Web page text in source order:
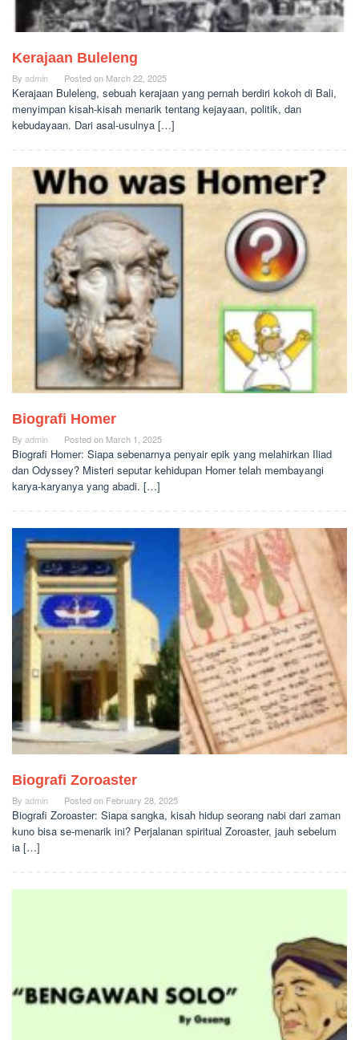
Kerajaan Buleleng
By admin Posted on March 22, 2025
Kerajaan Buleleng, sebuah kerajaan yang pernah berdiri kokoh di Bali,
menyimpan kisah-kisah menarik tentang kejayaan, politik, dan
kebudayaan. Dari asal-usulnya […]
Biografi Homer
By admin Posted on March 1, 2025
Biografi Homer: Siapa sebenarnya penyair epik yang melahirkan Iliad
dan Odyssey? Misteri seputar kehidupan Homer telah membayangi
karya-karyanya yang abadi. […]
Biografi Zoroaster
By admin Posted on February 28, 2025
Biografi Zoroaster: Siapa sangka, kisah hidup seorang nabi dari zaman
kuno bisa se-menarik ini? Perjalanan spiritual Zoroaster, jauh sebelum
ia […]